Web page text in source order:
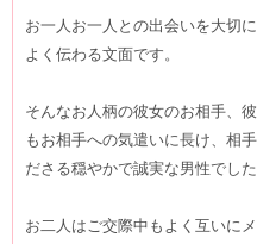
お一人お一人との出会いを大切
よく伝わる文面です。
そんなお人柄の彼女のお相手、
もお相手への気遣いに長け、相
ださる穏やかで誠実な男性でした
お二人はご交際中もよく互いに